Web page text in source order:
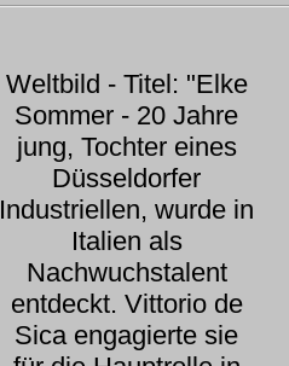
Weltbild - Titel: "Elke
Sommer - 20 Jahre
jung, Tochter eines
Düsseldorfer
Industriellen, wurde in
Italien als
Nachwuchstalent
entdeckt. Vittorio de
Sica engagierte sie